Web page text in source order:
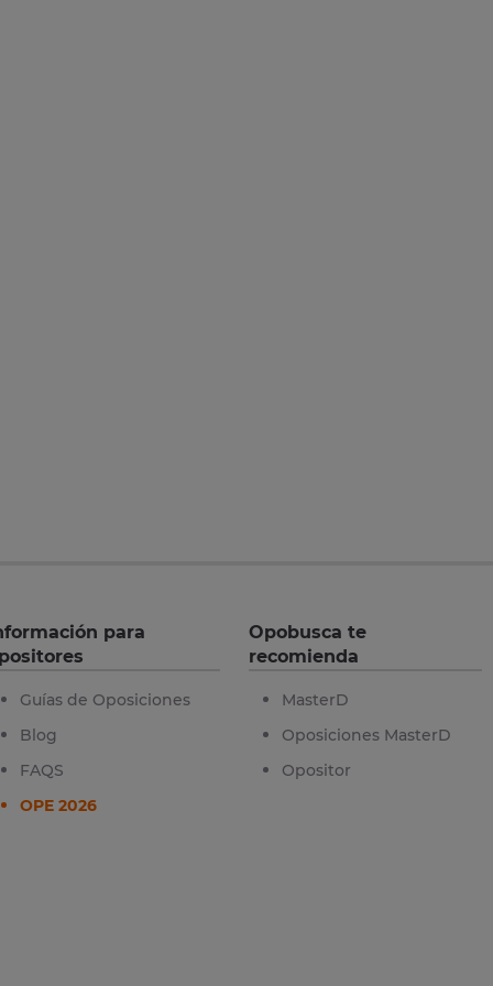
para
Guías de Oposiciones
Blog
FAQS
OPE 2026
Opobusca te
recomienda
MasterD
Oposiciones MasterD
Opositor